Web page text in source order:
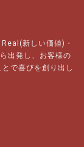
新しい価値)・
出発し、お客様の
で喜びを創り出し